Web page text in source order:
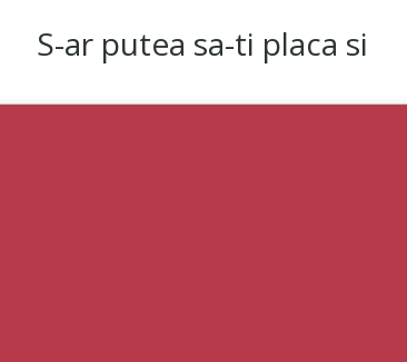
S-ar putea sa-ti placa si